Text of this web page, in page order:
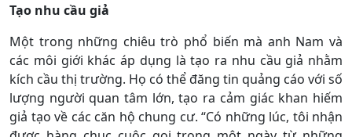
Tạo nhu cầu giả
Một trong những chiêu trò phổ biến mà anh Nam và
các môi giới khác áp dụng là tạo ra nhu cầu giả nhằm
kích cầu thị trường. Họ có thể đăng tin quảng cáo với số
lượng người quan tâm lớn, tạo ra cảm giác khan hiếm
giả tạo về các căn hộ chung cư. “Có những lúc, tôi nhận